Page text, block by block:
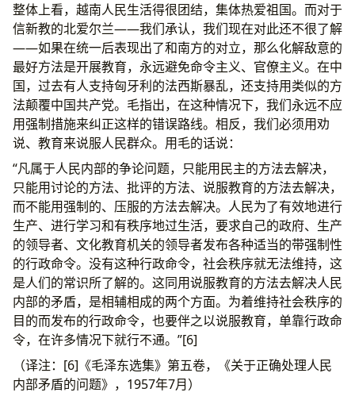
整体上看，越南人民生活得很团结，集体热爱祖国。而对于
信新教的北爱尔兰——我们承认，我们现在对此还不很了解
——如果在统一后表现出了和南方的对立，那么化解敌意的
最好方法是开展教育，永远避免命令主义、官僚主义。在中
国，过去有人支持匈牙利的法西斯暴乱，还支持用类似的方
法颠覆中国共产党。毛指出，在这种情况下，我们永远不应
用强制措施来纠正这样的错误路线。相反，我们必须用劝
说、教育来说服人民群众。用毛的话说：
“凡属于人民内部的争论问题，只能用民主的方法去解决，
只能用讨论的方法、批评的方法、说服教育的方法去解决，
而不能用强制的、压服的方法去解决。人民为了有效地进行
生产、进行学习和有秩序地过生活，要求自己的政府、生产
的领导者、文化教育机关的领导者发布各种适当的带强制性
的行政命令。没有这种行政命令，社会秩序就无法维持，这
是人们的常识所了解的。这同用说服教育的方法去解决人民
内部的矛盾，是相辅相成的两个方面。为着维持社会秩序的
目的而发布的行政命令，也要伴之以说服教育，单靠行政命
令，在许多情况下就行不通。”[6]
（译注：[6]《毛泽东选集》第五卷，《关于正确处理人民
内部矛盾的问题》，1957年7月）